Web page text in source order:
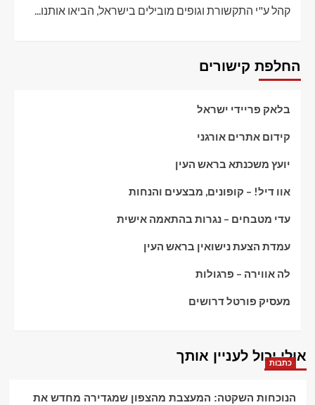
קהל ע"י התקשורת וגופים מובילים בישראל, הביאו אותנו...
החלפת קישורים
בלאק פריידי ישראל
קידום אתרים אורגני
יועץ משכנתא בראש העין
אוו דיל! – קופונים, מבצעים והנחות
עדי מטבחים – נגרות בהתאמה אישית
עמדת הצעת נישואין בראש העין
לה אווירה – פרגולות
מעסיק פורטל דרושים
אולי יכול לעניין אותך
כתבות
הנוכחות השקטה: המעצבת מהצפון שמגדירה מחדש את